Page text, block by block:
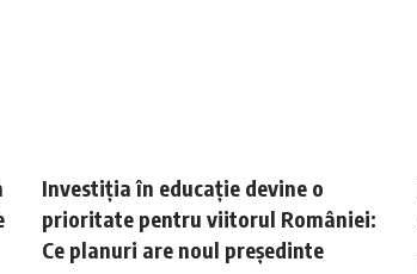
Investiția în educație devine o
prioritate pentru viitorul României:
Ce planuri are noul președinte